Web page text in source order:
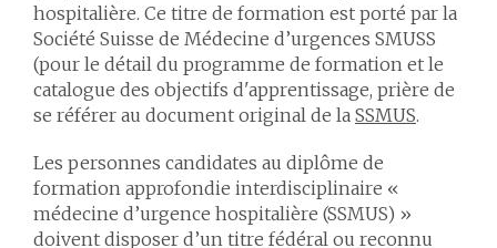
hospitalière. Ce titre de formation est porté par la
Société Suisse de Médecine d’urgences SMUSS
(pour le détail du programme de formation et le
catalogue des objectifs d'apprentissage, prière de
se référer au document original de la SSMUS.
Les personnes candidates au diplôme de
formation approfondie interdisciplinaire «
médecine d’urgence hospitalière (SSMUS) »
doivent disposer d’un titre fédéral ou reconnu